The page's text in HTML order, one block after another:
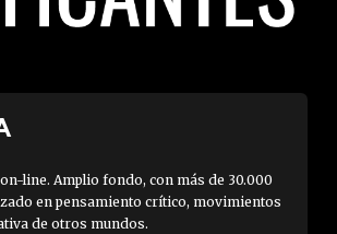
line. Amplio fondo, con más de 30.000
en pensamiento crítico, movimientos
de otros mundos.